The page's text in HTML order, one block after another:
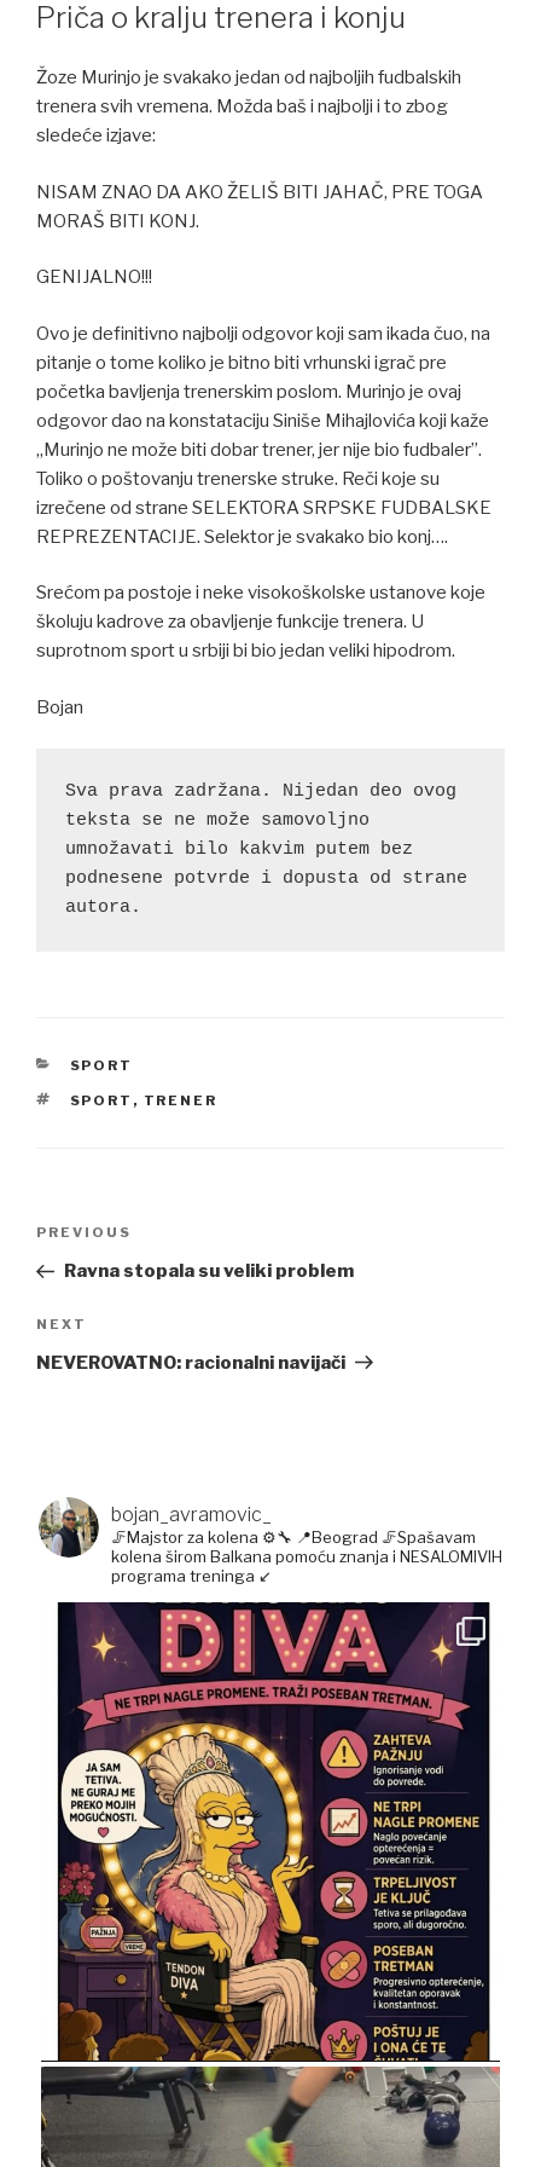
ON
Priča o kralju trenera i konju
Žoze Murinjo je svakako jedan od najboljih fudbalskih
trenera svih vremena. Možda baš i najbolji i to zbog
sledeće izjave:
NISAM ZNAO DA AKO ŽELIŠ BITI JAHAČ, PRE TOGA
MORAŠ BITI KONJ.
GENIJALNO!!!
Ovo je definitivno najbolji odgovor koji sam ikada čuo, na
pitanje o tome koliko je bitno biti vrhunski igrač pre
početka bavljenja trenerskim poslom. Murinjo je ovaj
odgovor dao na konstataciju Siniše Mihajlovića koji kaže
„Murinjo ne može biti dobar trener, jer nije bio fudbaler”.
Toliko o poštovanju trenerske struke. Reči koje su
izrečene od strane SELEKTORA SRPSKE FUDBALSKE
REPREZENTACIJE. Selektor je svakako bio konj….
Srećom pa postoje i neke visokoškolske ustanove koje
školuju kadrove za obavljenje funkcije trenera. U
suprotnom sport u srbiji bi bio jedan veliki hipodrom.
Bojan
Sva prava zadržana. Nijedan deo ovog
teksta se ne može samovoljno
umnožavati bilo kakvim putem bez
podnesene potvrde i dopusta od strane
autora.
CATEGORIES
SPORT
TAGS
SPORT , TRENER
Previous
Post
PREVIOUS
Ravna stopala su veliki problem
Next
Post
NEXT
NEVEROVATNO: racionalni navijači
bojan_avramovic_
🦵Majstor za kolena ⚙️🔧 📍Beograd 🦵Spašavam
kolena širom Balkana pomoću znanja i NESALOMIVIH
programa treninga ↙️